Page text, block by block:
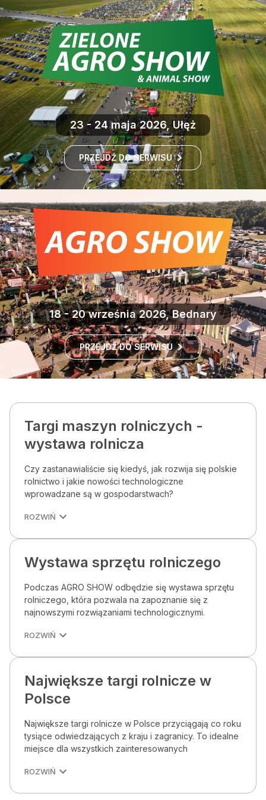
23 - 24 maja 2026, Ułęż
PRZEJDŹ DO SERWISU
18 - 20 września 2026, Bednary
PRZEJDŹ DO SERWISU
Targi maszyn rolniczych -
wystawa rolnicza
Czy zastanawialiście się kiedyś, jak rozwija się polskie
rolnictwo i jakie nowości technologiczne
wprowadzane są w gospodarstwach?
ROZWIŃ
Wystawa sprzętu rolniczego
Podczas AGRO SHOW odbędzie się wystawa sprzętu
rolniczego, która pozwala na zapoznanie się z
najnowszymi rozwiązaniami technologicznymi.
ROZWIŃ
Największe targi rolnicze w
Polsce
Największe targi rolnicze w Polsce przyciągają co roku
tysiące odwiedzających z kraju i zagranicy. To idealne
miejsce dla wszystkich zainteresowanych
ROZWIŃ